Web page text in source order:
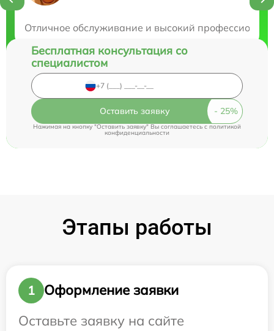
Отличное обслуживание и высокий
Бесплатная консультация со
специалистом
Оставить заявку
Нажимая на кнопку "Оставить заявку" Вы соглашаетесь cполитикой
конфиденциальности
Этапы работы
1
Оформление заявки
Оставьте заявку на сайте